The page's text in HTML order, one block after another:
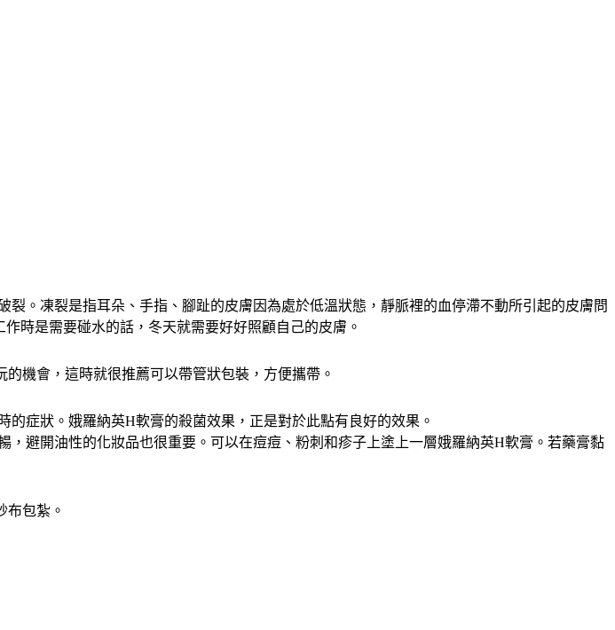
。凍裂是指耳朵、手指、腳趾的皮膚因為處於低溫狀態，靜脈裡的血停滯不動所引起的皮膚問
時是需要碰水的話，冬天就需要好好照顧自己的皮膚。
機會，這時就很推薦可以帶管狀包裝，方便攜帶。
症狀。娥羅納英H軟膏的殺菌效果，正是對於此點有良好的效果。
避開油性的化妝品也很重要。可以在痘痘、粉刺和疹子上塗上一層娥羅納英H軟膏。若藥膏黏
布包紮。